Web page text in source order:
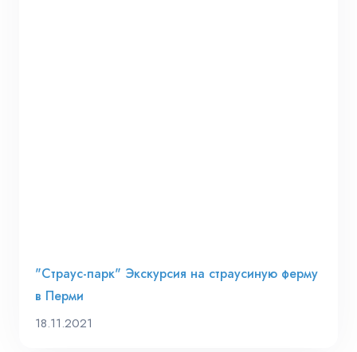
"Страус-парк" Экскурсия на страусиную ферму
в Перми
18.11.2021